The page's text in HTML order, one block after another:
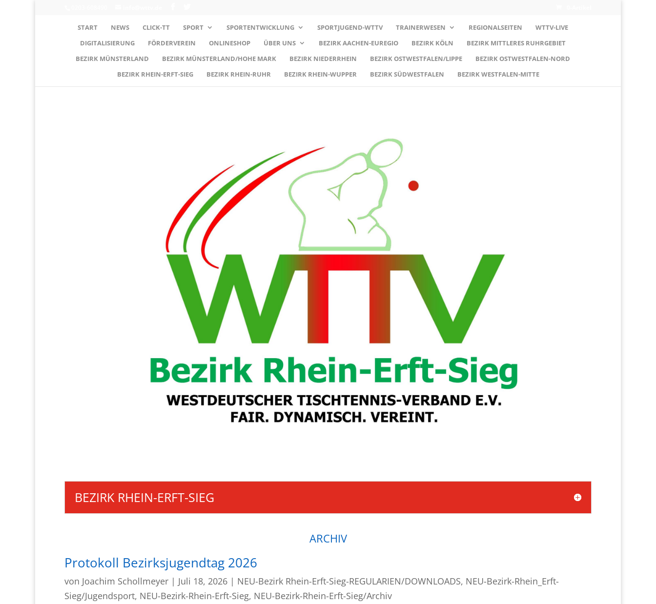
START NEWS CLICK-TT SPORT SPORTENTWICKLUNG SPORTJUGEND-WTTV TRAINERWESEN REGIONALSEITEN
WTTV-LIVE
DIGITALISIERUNG
FÖRDERVEREIN ONLINESHOP ÜBER UNS BEZIRK AACHEN-EUREGIO BEZIRK KÖLN
BEZIRK MITTLERES RUHRGEBIET
BEZIRK MÜNSTERLAND
BEZIRK MÜNSTERLAND/HOHE MARK BEZIRK NIEDERRHEIN BEZIRK OSTWESTFALEN/LIPPE
BEZIRK OSTWESTFALEN-NORD
BEZIRK RHEIN-ERFT-SIEG
BEZIRK RHEIN-RUHR BEZIRK RHEIN-WUPPER BEZIRK SÜDWESTFALEN BEZIRK WESTFALEN-MITTE
BEZIRK RHEIN-ERFT-SIEG
ARCHIV
Protokoll Bezirksjugendtag 2026
von Joachim Schollmeyer | Juli 18, 2026 | NEU-Bezirk Rhein-Erft-Sieg-REGULARIEN/DOWNLOADS, NEU-Bezirk-Rhein_Erft-
Sieg/Jugendsport, NEU-Bezirk-Rhein-Erft-Sieg, NEU-Bezirk-Rhein-Erft-Sieg/Archiv